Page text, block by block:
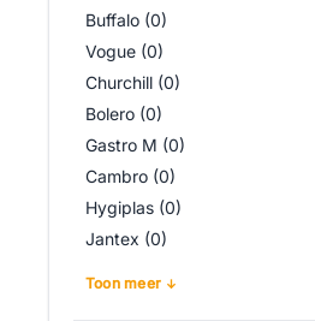
Buffalo (0)
Vogue (0)
Churchill (0)
Bolero (0)
Gastro M (0)
Cambro (0)
Hygiplas (0)
Jantex (0)
Toon meer